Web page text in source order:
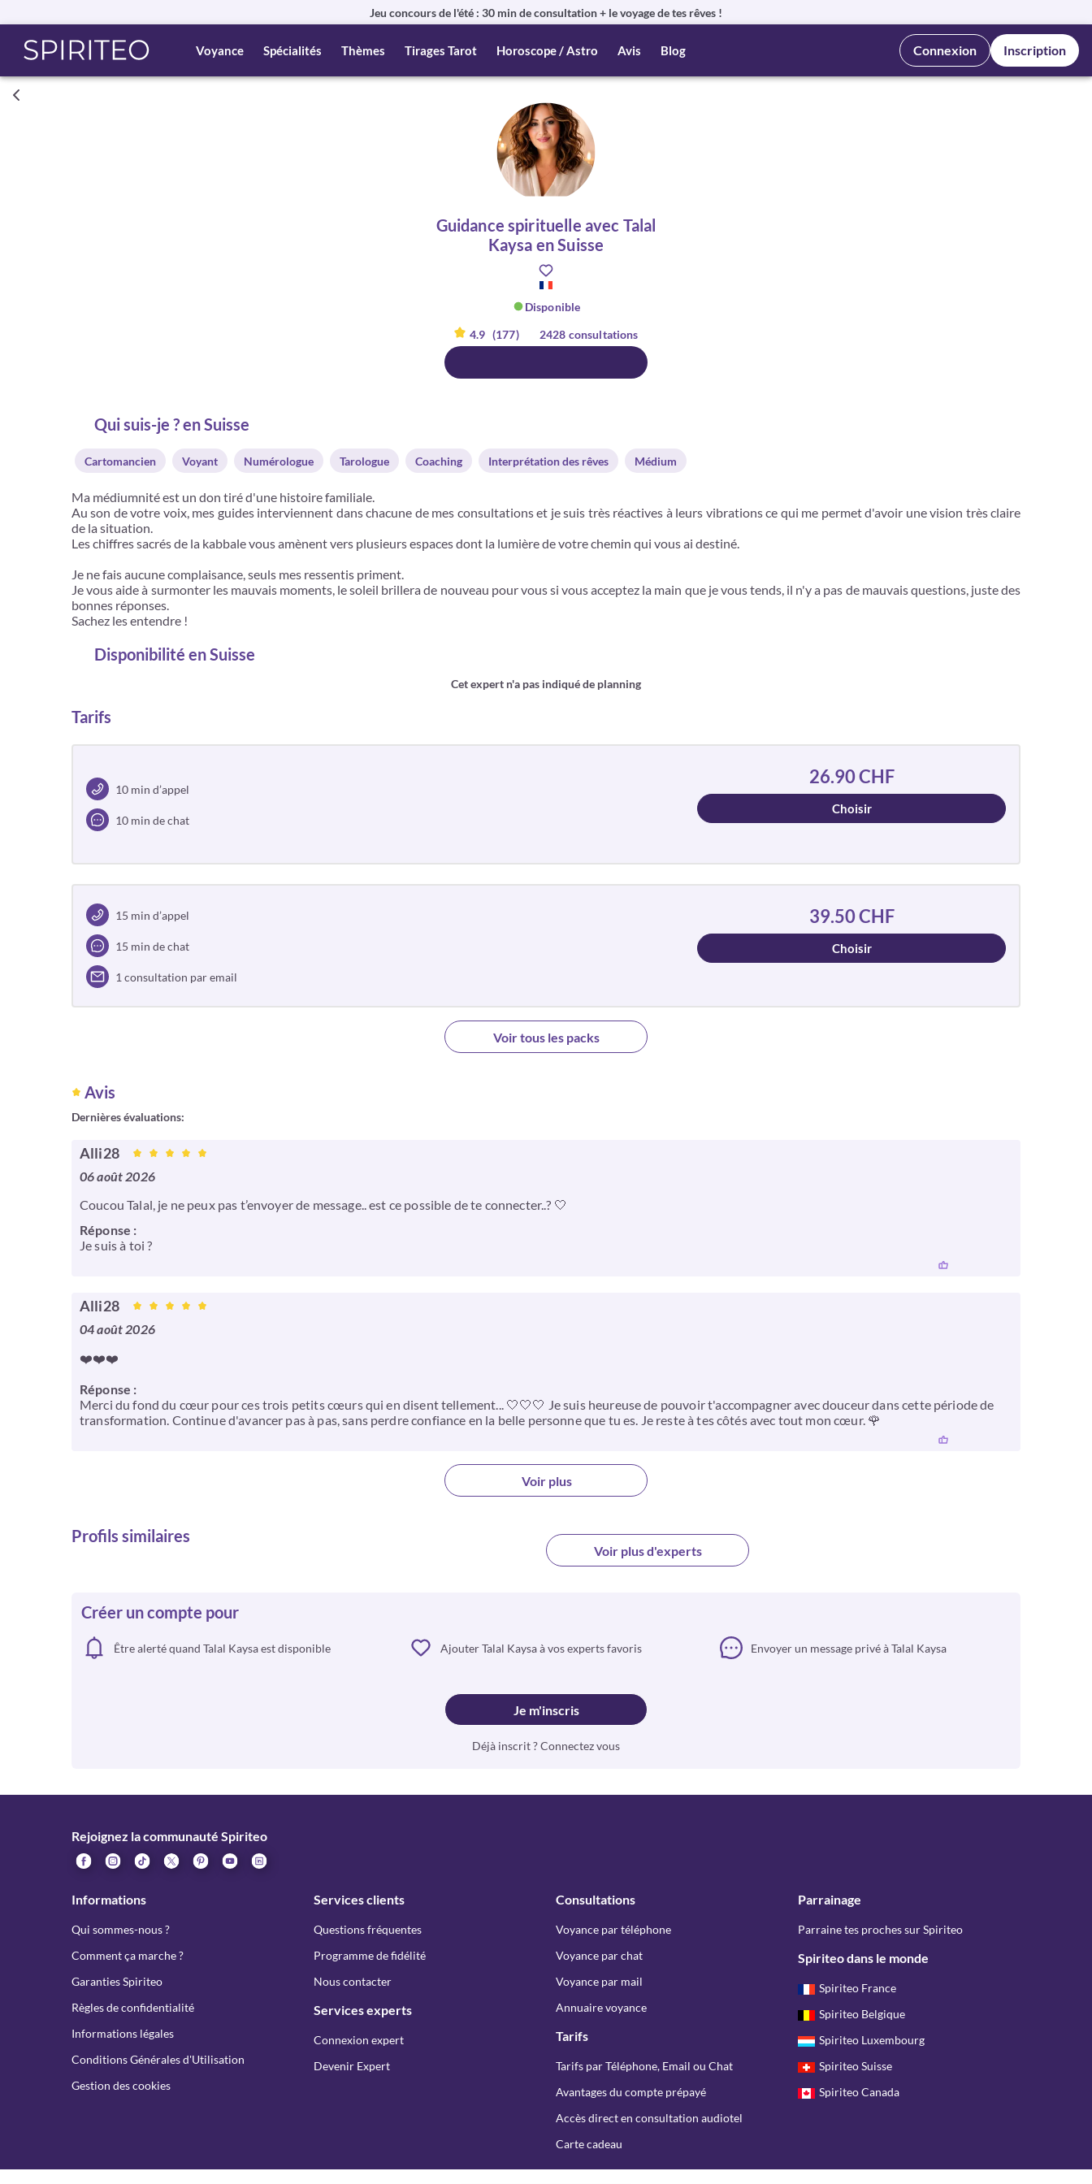
Jeu concours de l'été : 30 min de consultation + le voyage de tes rêves !
Voyance Spécialités Thèmes Tirages Tarot Horoscope / Astro Avis Blog Connexion Inscription
Guidance spirituelle avec Talal
Kaysa en Suisse
Disponible
4.9 (177) 2428 consultations
Qui suis-je ? en Suisse
Cartomancien Voyant Numérologue Tarologue Coaching Interprétation des rêves Médium
Ma médiumnité est un don tiré d'une histoire familiale.
Au son de votre voix, mes guides interviennent dans chacune de mes consultations et je suis très réactives à leurs vibrations ce qui me permet d'avoir une vision très claire
de la situation.
Les chiffres sacrés de la kabbale vous amènent vers plusieurs espaces dont la lumière de votre chemin qui vous ai destiné.
Je ne fais aucune complaisance, seuls mes ressentis priment.
Je vous aide à surmonter les mauvais moments, le soleil brillera de nouveau pour vous si vous acceptez la main que je vous tends, il n'y a pas de mauvais questions, juste des
bonnes réponses.
Sachez les entendre !
Disponibilité en Suisse
Cet expert n'a pas indiqué de planning
Tarifs
10 min d’appel
10 min de chat
26.90 CHF
Choisir
15 min d’appel
15 min de chat
1 consultation par email
39.50 CHF
Choisir
Voir tous les packs
Avis
Dernières évaluations:
Alli28
06 août 2026
Coucou Talal, je ne peux pas t’envoyer de message.. est ce possible de te connecter..? 🤍
Réponse :
Je suis à toi ?
Alli28
04 août 2026
❤️❤️❤️
Réponse :
Merci du fond du cœur pour ces trois petits cœurs qui en disent tellement... 🤍🤍🤍 Je suis heureuse de pouvoir t'accompagner avec douceur dans cette période de
transformation. Continue d'avancer pas à pas, sans perdre confiance en la belle personne que tu es. Je reste à tes côtés avec tout mon cœur. 🌹
Voir plus
Profils similaires
Voir plus d'experts
Créer un compte pour
Être alerté quand Talal Kaysa est disponible Ajouter Talal Kaysa à vos experts favoris Envoyer un message privé à Talal Kaysa
Je m'inscris
Déjà inscrit ? Connectez vous
Rejoignez la communauté Spiriteo
Informations
Qui sommes-nous ?
Comment ça marche ?
Garanties Spiriteo
Règles de confidentialité
Informations légales
Conditions Générales d'Utilisation
Gestion des cookies
Services clients
Questions fréquentes
Programme de fidélité
Nous contacter
Services experts
Connexion expert
Devenir Expert
Consultations
Voyance par téléphone
Voyance par chat
Voyance par mail
Annuaire voyance
Tarifs
Tarifs par Téléphone, Email ou Chat
Avantages du compte prépayé
Accès direct en consultation audiotel
Carte cadeau
Parrainage
Parraine tes proches sur Spiriteo
Spiriteo dans le monde
Spiriteo France
Spiriteo Belgique
Spiriteo Luxembourg
Spiriteo Suisse
Spiriteo Canada